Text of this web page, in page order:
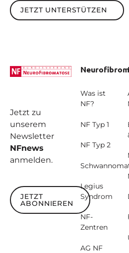
Jetzt unterstützen
JETZT UNTERSTÜTZEN
Jetzt zu
unserem
Newsletter
NFnews
anmelden.
Jetzt abonnieren
JETZT
ABONNIEREN
Was ist
NF?
NF Typ 1
NF Typ 2
Legius
Syndrom
NF-
Zentren
AG NF